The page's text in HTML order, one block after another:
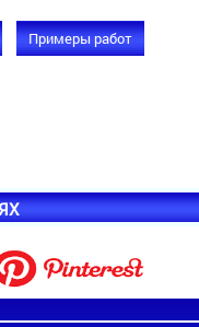
Примеры работ